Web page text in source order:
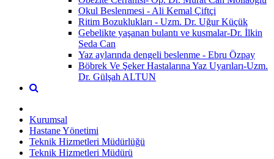
Okul Beslenmesi - Ali Kemal Çiftçi
Ritim Bozuklukları - Uzm. Dr. Uğur Küçük
Gebelikte yaşanan bulantı ve kusmalar-Dr. İlkin
Seda Can
Yaz aylarında dengeli beslenme - Ebru Özpay
Böbrek Ve Şeker Hastalarına Yaz Uyarıları-Uzm.
Dr. Gülşah ALTUN
Kurumsal
Hastane Yönetimi
Teknik Hizmetleri Müdürlüğü
Teknik Hizmetleri Müdürü